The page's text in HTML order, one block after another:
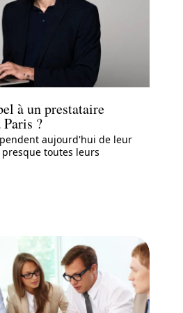
à un prestataire
Paris ?
aujourd'hui de leur
toutes leurs